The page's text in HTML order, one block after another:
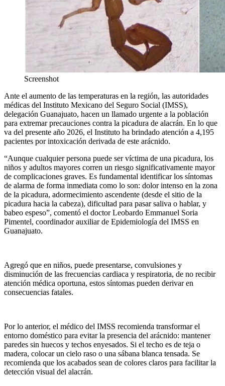
Screenshot
Ante el aumento de las temperaturas en la región, las autoridades
médicas del Instituto Mexicano del Seguro Social (IMSS),
delegación Guanajuato, hacen un llamado urgente a la población
para extremar precauciones contra la picadura de alacrán. En lo que
va del presente año 2026, el Instituto ha brindado atención a 4,195
pacientes por intoxicación derivada de este arácnido.
“Aunque cualquier persona puede ser víctima de una picadura, los
niños y adultos mayores corren un riesgo significativamente mayor
de complicaciones graves. Es fundamental identificar los síntomas
de alarma de forma inmediata como lo son: dolor intenso en la zona
de la picadura, adormecimiento ascendente (desde el sitio de la
picadura hacia la cabeza), dificultad para pasarsaliva o hablar, y
babeo espeso”, comentó el doctor Leobardo Emmanuel Soria
Pimentel, coordinador auxiliar de Epidemiología del IMSS en
Guanajuato.
Agregó que en niños, puede presentarse, convulsiones y
disminución de las frecuencias cardiaca y respiratoria, de no recibir
atención médica oportuna, estos síntomas pueden derivar en
consecuencias fatales.
Por lo anterior, el médico del IMSS recomienda transformar el
entorno doméstico para evitar la presencia del arácnido: mantener
paredes sin huecos y techos enyesados. Si el techo es de teja o
madera, colocar un cielo raso o una sábana blanca tensada. Se
recomienda que los acabados sean de colores claros para facilitar la
detección visual del alacrán.